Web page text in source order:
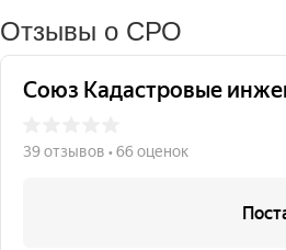
Отзывы о СРО